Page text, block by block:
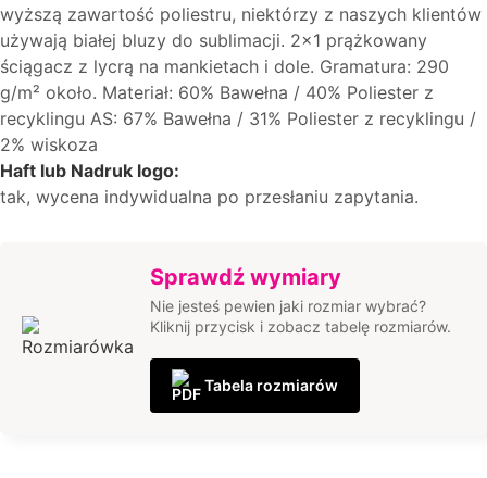
wyższą zawartość poliestru, niektórzy z naszych klientów
używają białej bluzy do sublimacji. 2x1 prążkowany
ściągacz z lycrą na mankietach i dole. Gramatura: 290
g/m² około. Materiał: 60% Bawełna / 40% Poliester z
recyklingu AS: 67% Bawełna / 31% Poliester z recyklingu /
2% wiskoza
Haft lub Nadruk logo:
tak, wycena indywidualna po przesłaniu zapytania.
Sprawdź wymiary
Nie jesteś pewien jaki rozmiar wybrać?
Kliknij przycisk i zobacz tabelę rozmiarów.
Tabela rozmiarów